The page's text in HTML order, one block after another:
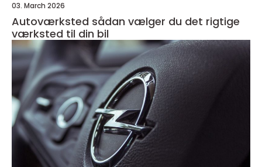
03. March 2026
Autoværksted sådan vælger du det rigtige
værksted til din bil